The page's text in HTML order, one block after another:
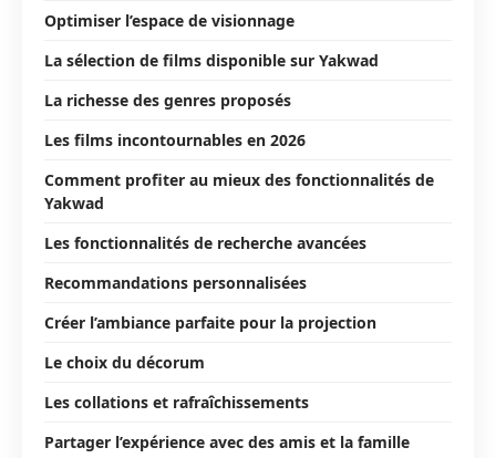
Optimiser l’espace de visionnage
La sélection de films disponible sur Yakwad
La richesse des genres proposés
Les films incontournables en 2026
Comment profiter au mieux des fonctionnalités de
Yakwad
Les fonctionnalités de recherche avancées
Recommandations personnalisées
Créer l’ambiance parfaite pour la projection
Le choix du décorum
Les collations et rafraîchissements
Partager l’expérience avec des amis et la famille